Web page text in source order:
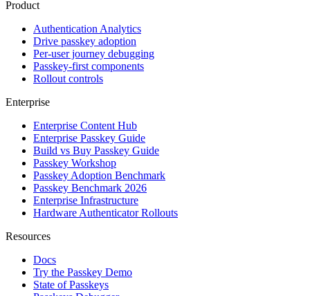
Product
Authentication Analytics
Drive passkey adoption
Per-user journey debugging
Passkey-first components
Rollout controls
Enterprise
Enterprise Content Hub
Enterprise Passkey Guide
Build vs Buy Passkey Guide
Passkey Workshop
Passkey Adoption Benchmark
Passkey Benchmark 2026
Enterprise Infrastructure
Hardware Authenticator Rollouts
Resources
Docs
Try the Passkey Demo
State of Passkeys